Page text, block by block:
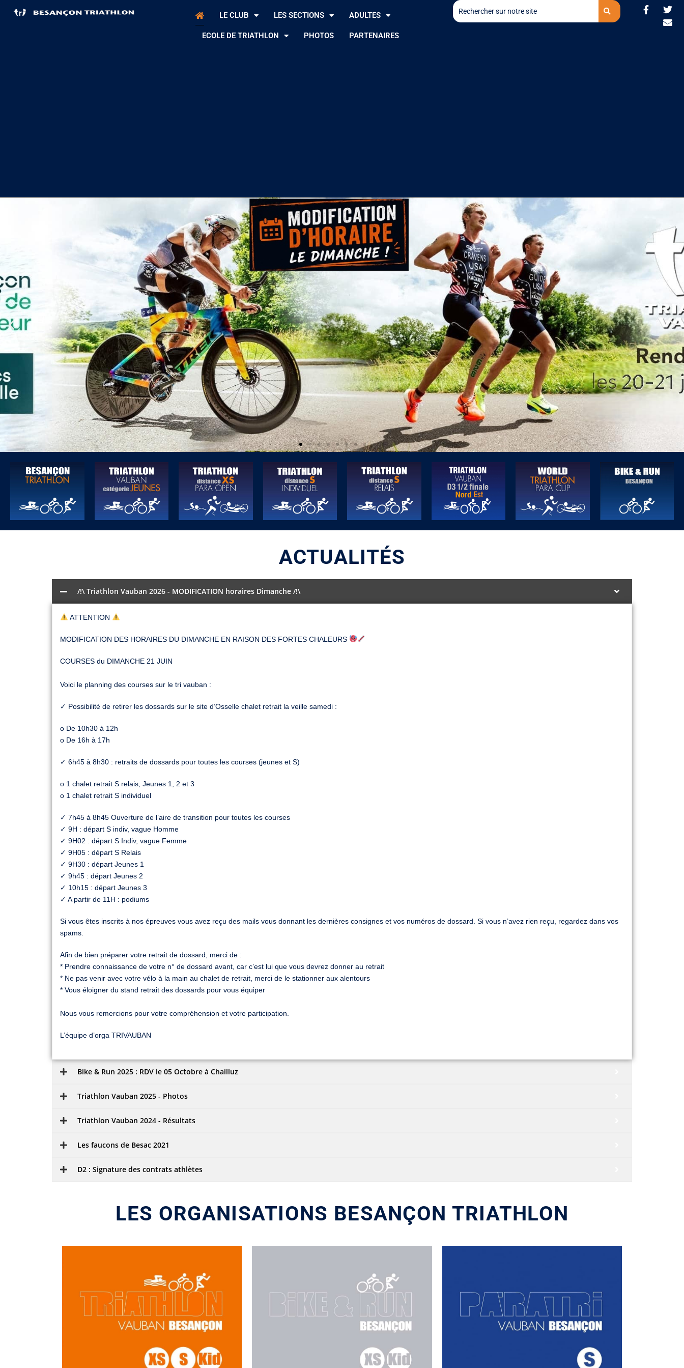
LE CLUB LES SECTIONS ADULTES
ECOLE DE TRIATHLON PHOTOS PARTENAIRES
Accéder aux photos
ACTUALITÉS
/!\ Triathlon Vauban 2026 - MODIFICATION horaires Dimanche /!\
ATTENTION
MODIFICATION DES HORAIRES DU DIMANCHE EN RAISON DES FORTES CHALEURS
COURSES du DIMANCHE 21 JUIN
Voici le planning des courses sur le tri vauban :
✓ Possibilité de retirer les dossards sur le site d’Osselle chalet retrait la veille samedi :
o De 10h30 à 12h
o De 16h à 17h
✓ 6h45 à 8h30 : retraits de dossards pour toutes les courses (jeunes et S)
o 1 chalet retrait S relais, Jeunes 1, 2 et 3
o 1 chalet retrait S individuel
✓ 7h45 à 8h45 Ouverture de l’aire de transition pour toutes les courses
✓ 9H : départ S indiv, vague Homme
✓ 9H02 : départ S Indiv, vague Femme
✓ 9H05 : départ S Relais
✓ 9H30 : départ Jeunes 1
✓ 9h45 : départ Jeunes 2
✓ 10h15 : départ Jeunes 3
✓ A partir de 11H : podiums
Si vous êtes inscrits à nos épreuves vous avez reçu des mails vous donnant les dernières consignes et vos numéros de dossard. Si vous n’avez rien reçu, regardez dans vos
spams.
Afin de bien préparer votre retrait de dossard, merci de :
* Prendre connaissance de votre n° de dossard avant, car c’est lui que vous devrez donner au retrait
* Ne pas venir avec votre vélo à la main au chalet de retrait, merci de le stationner aux alentours
* Vous éloigner du stand retrait des dossards pour vous équiper
Nous vous remercions pour votre compréhension et votre participation.
L’équipe d’orga TRIVAUBAN
Bike & Run 2025 : RDV le 05 Octobre à Chailluz
Triathlon Vauban 2025 - Photos
Triathlon Vauban 2024 - Résultats
Les faucons de Besac 2021
D2 : Signature des contrats athlètes
LES ORGANISATIONS BESANÇON TRIATHLON